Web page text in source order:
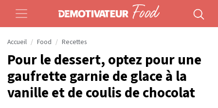
Accueil Food Recettes
Pour le dessert, optez pour une
gaufrette garnie de glace à la
vanille et de coulis de chocolat